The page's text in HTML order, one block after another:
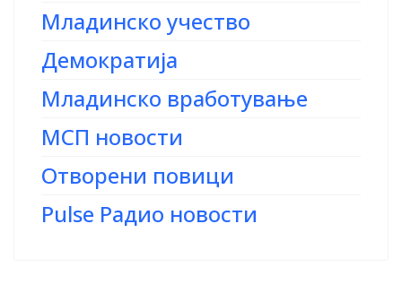
Младинско учество
Демократија
Младинско вработување
МСП новости
Отворени повици
Pulse Радио новости